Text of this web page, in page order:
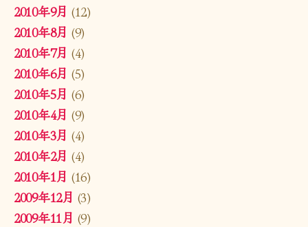
2010年9月 (12)
2010年8月 (9)
2010年7月 (4)
2010年6月 (5)
2010年5月 (6)
2010年4月 (9)
2010年3月 (4)
2010年2月 (4)
2010年1月 (16)
2009年12月 (3)
2009年11月 (9)